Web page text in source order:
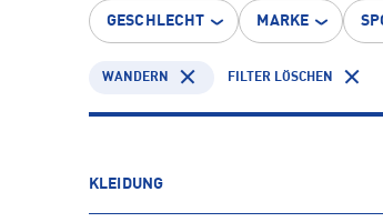
GESCHLECHT MARKE
WANDERN FILTER LÖSCHEN
KLEIDUNG